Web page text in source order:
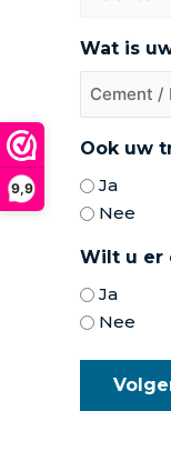
9,9
Wat is
Ook uw
Ja
Nee
Wilt u er
Ja
Nee